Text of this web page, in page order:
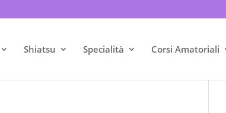
Shiatsu Specialità Corsi Amatoriali